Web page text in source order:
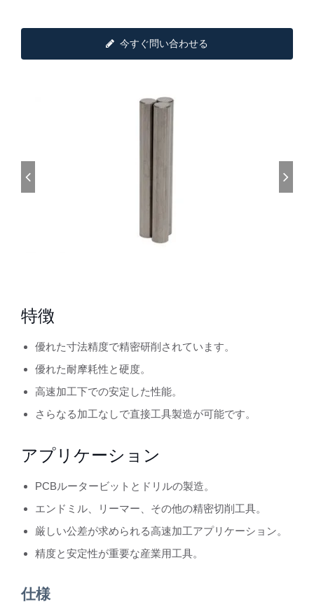
今すぐ問い合わせる
特徴
優れた寸法精度で精密研削されています。
優れた耐摩耗性と硬度。
高速加工下での安定した性能。
さらなる加工なしで直接工具製造が可能です。
アプリケーション
PCBルータービットとドリルの製造。
エンドミル、リーマー、その他の精密切削工具。
厳しい公差が求められる高速加工アプリケーション。
精度と安定性が重要な産業用工具。
仕様